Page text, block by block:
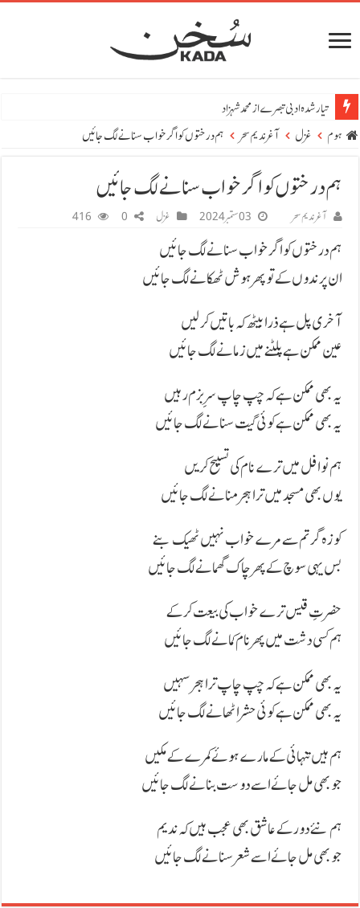
تیار شدہ ادبی تبصرے از محمد شہزاد
ہوم
غزل آغر ندیم سحر ہم درختوں کو اگر خواب سنانے لگ جائیں
ہم درختوں کو اگر خواب سنانے لگ جائیں
آغر ندیم سحر 03 ستمبر 2024 غزل 0
416
ہم درختوں کو اگر خواب سنانے لگ جائیں
ان پرندوں کے تو پھر ہوش ٹھکانے لگ جائیں
آخری پل ہے ذرا بیٹھ کہ باتیں کر لیں
عین ممکن ہے پلٹنے میں زمانے لگ جائیں
یہ بھی ممکن ہے کہ چپ چاپ سرِ بزم رہیں
یہ بھی ممکن ہے کوئی گیت سنانے لگ جائیں
ہم نوافل میں ترے نام کی تسبیح کریں
یوں بھی مسجد میں ترا ہجر منانے لگ جائیں
کوزہ گر تم سے مرے خواب نہیں ٹھیک بنے
بس یہی سوچ کے پھر چاک گھمانے لگ جائیں
حضرتِ قیس ترے خواب کی بیعت کرکے
ہم کسی دشت میں پھر نام کمانے لگ جائیں
یہ بھی ممکن ہے کہ چپ چاپ ترا ہجر سہیں
یہ بھی ممکن ہے کوئی حشر اٹھانے لگ جائیں
ہم ہیں تنہائی کے مارے ہوئے کمرے کے مکیں
جو بھی مل جائے اسے دوست بنانے لگ جائیں
ہم نئے دور کے عاشق بھی عجب ہیں کہ ندیم
جو بھی مل جائے اسے شعر سنانے لگ جائیں